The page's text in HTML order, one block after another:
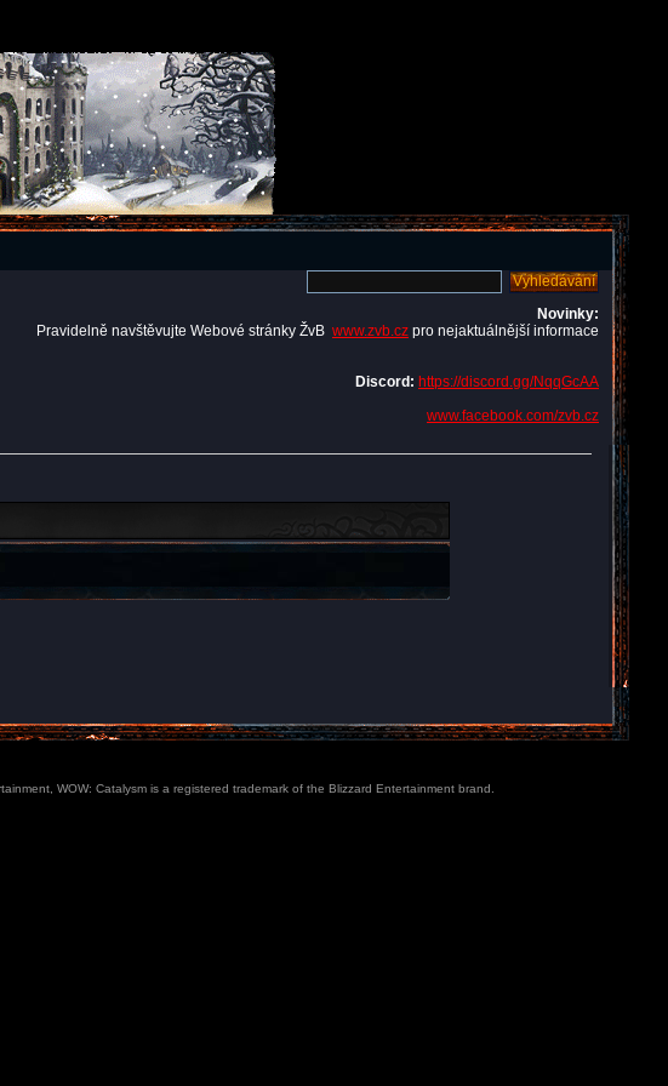
Novinky:
Pravidelně navštěvujte Webové stránky ŽvB www.zvb.cz pro nejaktuálnější informace
Discord: https://discord.gg/NqqGcAA
www.facebook.com/zvb.cz
WOW: Catalysm is a registered trademark of the Blizzard Entertainment brand.